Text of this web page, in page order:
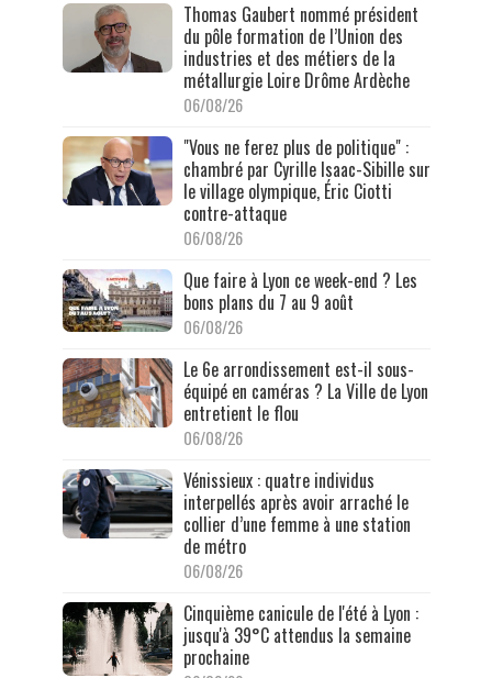
Thomas Gaubert nommé président
du pôle formation de l’Union des
industries et des métiers de la
métallurgie Loire Drôme Ardèche
06/08/26
"Vous ne ferez plus de politique" :
chambré par Cyrille Isaac-Sibille sur
le village olympique, Éric Ciotti
contre-attaque
06/08/26
Que faire à Lyon ce week-end ? Les
bons plans du 7 au 9 août
06/08/26
Le 6e arrondissement est-il sous-
équipé en caméras ? La Ville de Lyon
entretient le flou
06/08/26
Vénissieux : quatre individus
interpellés après avoir arraché le
collier d’une femme à une station
de métro
06/08/26
Cinquième canicule de l'été à Lyon :
jusqu'à 39°C attendus la semaine
prochaine